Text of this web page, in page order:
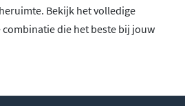
Bekijk het volledige
die het beste bij jouw